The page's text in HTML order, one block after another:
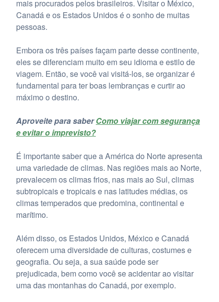
mais procurados pelos brasileiros. Visitar o México,
Canadá e os Estados Unidos é o sonho de muitas
pessoas.
Embora os três países façam parte desse continente,
eles se diferenciam muito em seu idioma e estilo de
viagem. Então, se você vai visitá-los, se organizar é
fundamental para ter boas lembranças e curtir ao
máximo o destino.
Aproveite para saberComo viajar com segurança
e evitar o imprevisto?
É importante saber que a América do Norte apresenta
uma variedade de climas. Nas regiões mais ao Norte,
prevalecem os climas frios, nas mais ao Sul, climas
subtropicais e tropicais e nas latitudes médias, os
climas temperados que predomina, continental e
marítimo.
Além disso, os Estados Unidos, México e Canadá
oferecem uma diversidade de culturas, costumes e
geografia. Ou seja, a sua saúde pode ser
prejudicada, bem como você se acidentar ao visitar
uma das montanhas do Canadá, por exemplo.